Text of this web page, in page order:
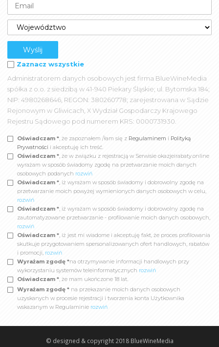
Zaznacz wszystkie
Administratorem danych osobowych jest firma BlueWineMedia
spółka z o.o. z siedzibą w 41-940 Piekary Śląskie; ul. Bytomska 184;
NIP: 4980268646, REGON: 380260778; zarejestrowana w Sądzie
Rejonowym w Gliwicach, X Wydział Gospodarczy Krajowego
Rejestru Sądowego pod numerem KRS: 0000731930.
Oświadczam *, że zapoznałem /łam się z Regulaminem i Polityką
Prywatności i akceptuję ich treść.
Oświadczam *, że w związku z rejestracją w Serwisie okazjeirabaty.online
wyrażam w sposób świadomy zgodę na przetwarzanie moich danych
osobowych podanych rozwiń
Oświadczam *, iż wyrażam w sposób świadomy i dobrowolny zgodę na
przetwarzanie moich powyżej wymienionych danych osobowych w celu,
rozwiń
Oświadczam *, iż wyrażam w sposób świadomy i dobrowolny zgodę na
zautomatyzowane przetwarzanie - profilowanie moich danych osobowych,
rozwiń
Oświadczam *, iż jest mi wiadome i akceptuję fakt, że proces profilowania
skutkuje przygotowaniem spersonalizowanych ofert handlowych, rabatów
i promocji, rozwiń
Wyrażam zgodę *na otrzymywanie informacji handlowych przy
wykorzystaniu systemów teleinformatycznych rozwiń
Oświadczam *, że mam ukończone 18 lat.
Wyrażam zgodę * na przekazanie moich danych osobowych
uzyskanych w procesie rejestracji i tworzenia konta Użytkownika
wskazanym w Regulaminie rozwiń
© designed & copyright 2018 BlueWineMedia